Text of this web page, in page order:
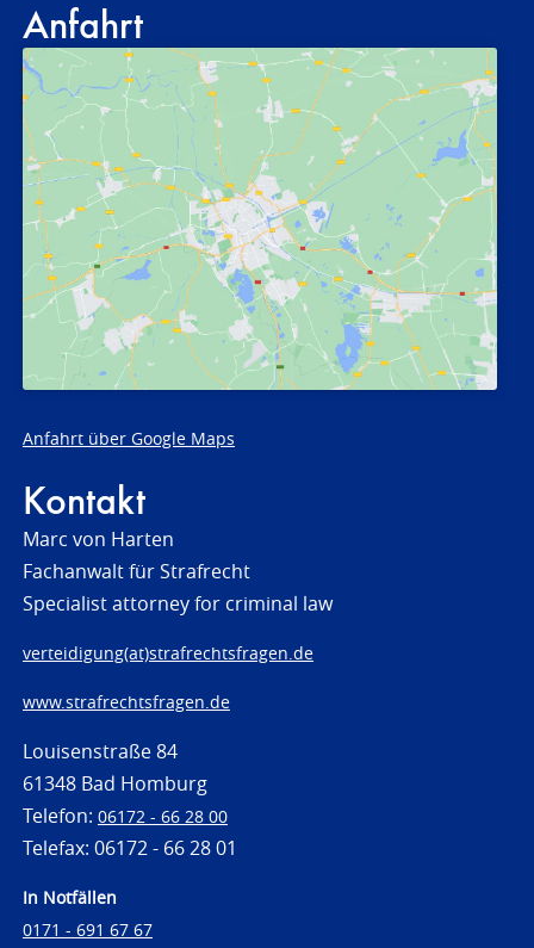
Anfahrt
Anfahrt über Google Maps
Kontakt
Marc von Harten
Fachanwalt für Strafrecht
Specialist attorney for criminal law
verteidigung(at)strafrechtsfragen.de
www.strafrechtsfragen.de
Louisenstraße 84
61348 Bad Homburg
Telefon: 06172 - 66 28 00
Telefax: 06172 - 66 28 01
In Notfällen
0171 - 691 67 67